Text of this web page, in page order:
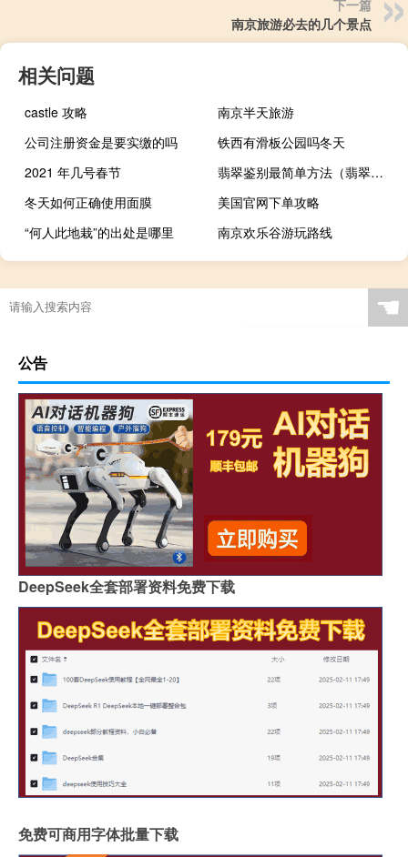
下一篇
南京旅游必去的几个景点
相关问题
castle 攻略
南京半天旅游
公司注册资金是要实缴的吗
铁西有滑板公园吗冬天
2021 年几号春节
翡翠鉴别最简单方法（翡翠的鉴别方法水泡）
冬天如何正确使用面膜
美国官网下单攻略
“何人此地栽”的出处是哪里
南京欢乐谷游玩路线
☚
公告
DeepSeek全套部署资料免费下载
免费可商用字体批量下载